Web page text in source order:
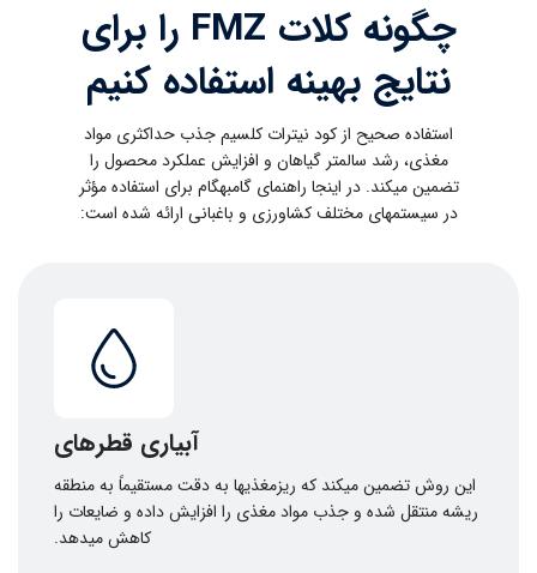
چگونه کلات FMZ را برای
نتایج بهینه استفاده کنیم
استفاده صحیح از کود نیترات کلسیم جذب حداکثری مواد
مغذی، رشد سالمتر گیاهان و افزایش عملکرد محصول را
تضمین میکند. در اینجا راهنمای گامبهگام برای استفاده مؤثر
در سیستمهای مختلف کشاورزی و باغبانی ارائه شده است:
آبیاری قطرهای
این روش تضمین میکند که ریزمغذیها به دقت مستقیماً به منطقه
ریشه منتقل شده و جذب مواد مغذی را افزایش داده و ضایعات را
کاهش میدهد.